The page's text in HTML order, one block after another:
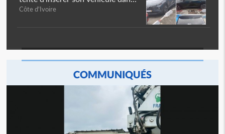
Côte d'Ivoire
COMMUNIQUÉS